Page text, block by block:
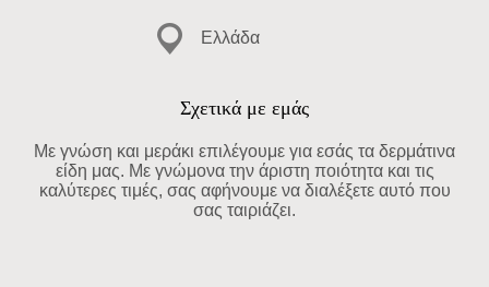
Ελλάδα
Σχετικά με εμάς
Με γνώση και μεράκι επιλέγουμε για εσάς τα δερμάτινα
είδη μας. Με γνώμονα την άριστη ποιότητα και τις
καλύτερες τιμές, σας αφήνουμε να διαλέξετε αυτό που
σας ταιριάζει.